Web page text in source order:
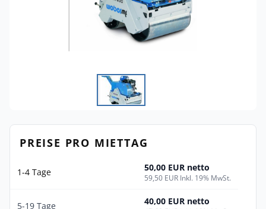
PREISE PRO MIETTAG
1-4 Tage 50,00 EUR netto
59,50 EUR Inkl. 19% MwSt.
5-19 Tage 40,00 EUR netto